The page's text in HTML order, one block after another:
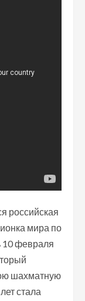
российская
мира по
10 февраля
шахматную
стала